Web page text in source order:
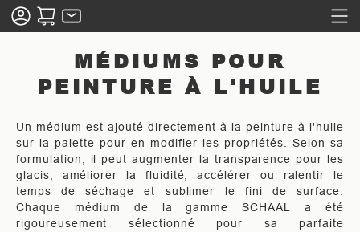
MÉDIUMS POUR
PEINTURE À L'HUILE
Un médium est ajouté directement à la peinture à l'huile
sur la palette pour en modifier les propriétés. Selon sa
formulation, il peut augmenter la transparence pour les
glacis, améliorer la fluidité, accélérer ou ralentir le
temps de séchage et sublimer le fini de surface.
Chaque médium de la gamme SCHAAL a été
rigoureusement sélectionné pour sa parfaite